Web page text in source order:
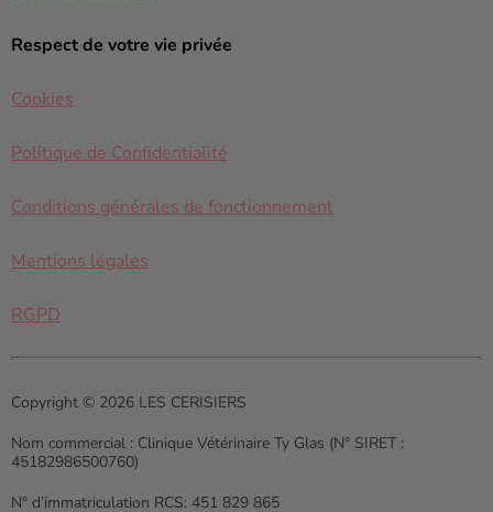
Respect de votre vie privée
Cookies
Politique de Confidentialité
Conditions générales de fonctionnement
Mentions légales
RGPD
Copyright © 2026 LES CERISIERS
Nom commercial : Clinique Vétérinaire Ty Glas (N° SIRET :
45182986500760)
N° d’immatriculation RCS: 451 829 865